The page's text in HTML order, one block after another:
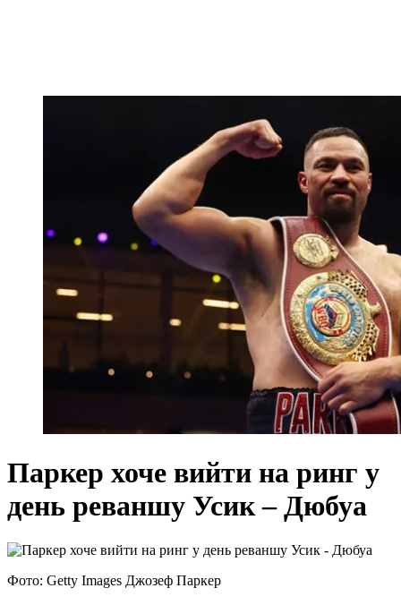
Паркер хоче вийти на ринг у
день реваншу Усик – Дюбуа
Фото: Getty Images Джозеф Паркер